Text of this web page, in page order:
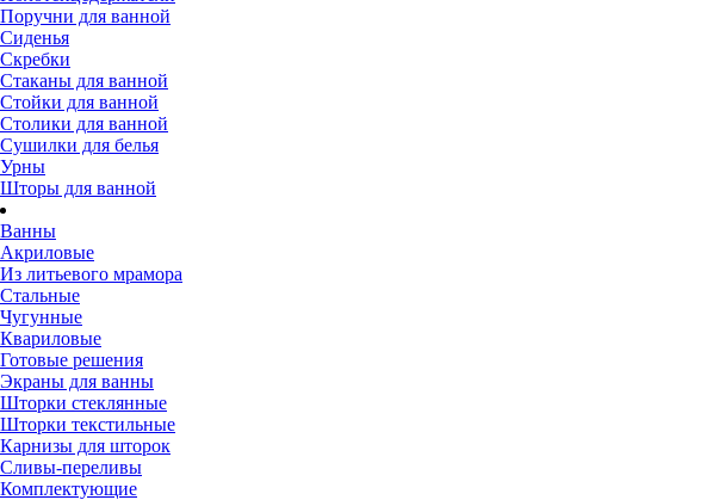
Поручни для ванной
Сиденья
Скребки
Стаканы для ванной
Стойки для ванной
Столики для ванной
Сушилки для белья
Урны
Шторы для ванной
Ванны
Акриловые
Из литьевого мрамора
Стальные
Чугунные
Квариловые
Готовые решения
Экраны для ванны
Шторки стеклянные
Шторки текстильные
Карнизы для шторок
Сливы-переливы
Комплектующие